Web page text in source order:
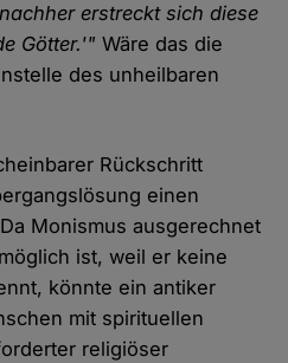
erstreckt sich diese
Götter.'" Wäre das die
des unheilbaren
Rückschritt
einen
Monismus ausgerechnet
ist, weil er keine
könnte ein antiker
mit spirituellen
religiöser